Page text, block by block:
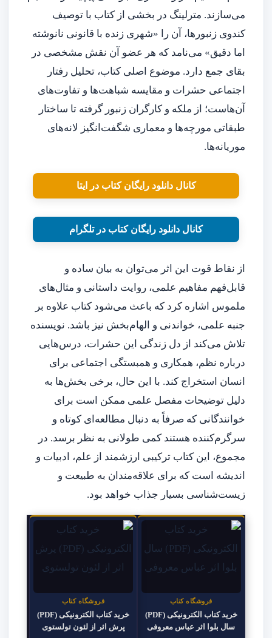
می‌سازند. مترلینگ در بخشی از کتاب با توصیف
کندوی زنبورها، آن را «شهری زنده با قانونی نانوشته
اما دقیق» می‌نامد که هر عضو آن نقش مشخصی در
بقای جمع دارد. موضوع اصلی کتاب، تحلیل رفتار
اجتماعی حشرات و مقایسه شباهت‌ها و تفاوت‌های
آن‌هاست؛ از ملکه و کارگران زنبور گرفته تا ساختار
طبقاتی مورچه‌ها و معماری شگفت‌انگیز لانه‌های
موریانه‌ها.
کانال دانلود رایگان کتاب در ایتا
کانال دانلود رایگان کتاب در تلگرام
از نقاط قوت این اثر می‌توان به بیان ساده و
قابل‌فهم مفاهیم علمی، روایت داستانی و مثال‌های
ملموس اشاره کرد که باعث می‌شود کتاب علاوه بر
جنبه علمی، خواندنی و الهام‌بخش نیز باشد. نویسنده
تلاش می‌کند از دل زندگی این حشرات، درس‌هایی
درباره نظم، همکاری و همبستگی اجتماعی برای
انسان استخراج کند. با این حال، برخی بخش‌ها به
دلیل توضیحات مفصل علمی ممکن است برای
خوانندگانی که صرفاً به دنبال مطالعه‌ای کوتاه و
سرگرم‌کننده هستند کمی طولانی به نظر برسد. در
مجموع، این کتاب ترکیبی ارزشمند از علم، ادبیات و
اندیشه است که برای علاقه‌مندان به طبیعت و
زیست‌شناسی بسیار جذاب خواهد بود.
فروشگاه کتاب
خرید کتاب الکترونیکی (PDF)
سال بلوا اثر عباس معروفی
فروشگاه کتاب
خرید کتاب الکترونیکی (PDF)
پرش اثر از لئون تولستوی